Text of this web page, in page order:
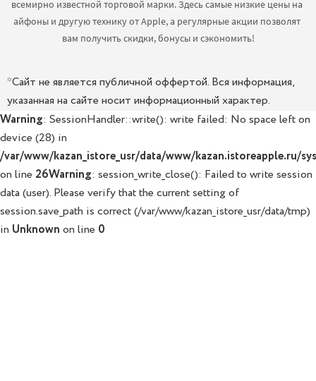
всемирно известной торговой марки. Здесь самые низкие цены на
айфоны и другую технику от Apple, а регулярные акции позволят
вам получить скидки, бонусы и сэкономить!
*Сайт не является публичной оффертой. Вся информация,
указанная на сайте носит информационный характер.
Warning: SessionHandler::write(): write failed: No space left on
device (28) in
/var/www/kazan_istore_usr/data/www/kazan.istoreapple.ru/
on line 26Warning: session_write_close(): Failed to write session
data (user). Please verify that the current setting of
session.save_path is correct (/var/www/kazan_istore_usr/data/tmp)
in Unknown on line 0